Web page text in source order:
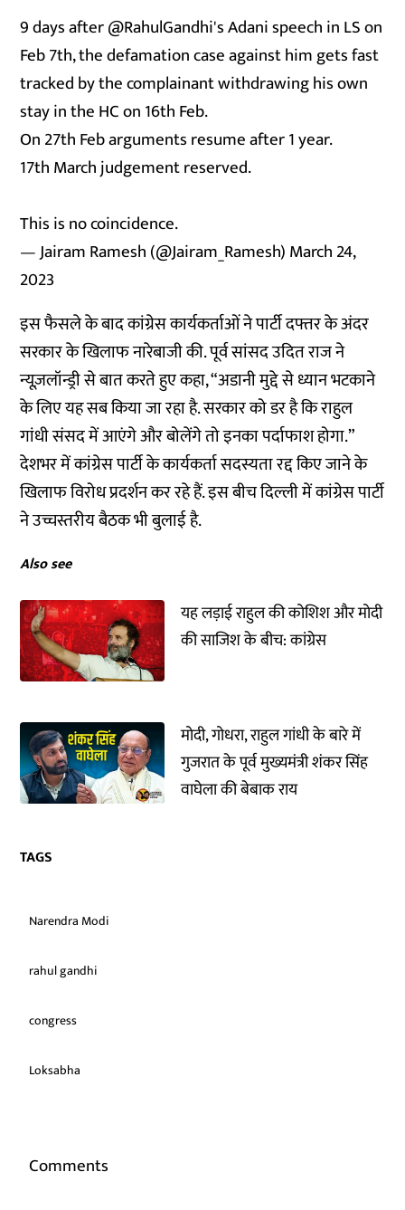
9 days after@RahulGandhi's Adani speech in LS on
Feb 7th, the defamation case against him gets fast
tracked by the complainant withdrawing his own
stay in the HC on 16th Feb.
On 27th Feb arguments resume after 1 year.
17th March judgement reserved.
This is no coincidence.
— Jairam Ramesh (@Jairam_Ramesh)March 24,
2023
इस फैसले के बाद कांग्रेस कार्यकर्ताओं ने पार्टी दफ्तर के अंदर
सरकार के खिलाफ नारेबाजी की. पूर्व सांसद उदित राज ने
न्यूज़लॉन्ड्री से बात करते हुए कहा, “अडानी मुद्दे से ध्यान भटकाने
के लिए यह सब किया जा रहा है. सरकार को डर है कि राहुल
गांधी संसद में आएंगे और बोलेंगे तो इनका पर्दाफाश होगा.”
देशभर में कांग्रेस पार्टी के कार्यकर्ता सदस्यता रद्द किए जाने के
खिलाफ विरोध प्रदर्शन कर रहे हैं. इस बीच दिल्ली में कांग्रेस पार्टी
ने उच्चस्तरीय बैठक भी बुलाई है.
Also see
यह लड़ाई राहुल की कोशिश और मोदी
की साजिश के बीच: कांग्रेस
मोदी, गोधरा, राहुल गांधी के बारे में
गुजरात के पूर्व मुख्यमंत्री शंकर सिंह
वाघेला की बेबाक राय
TAGS
Narendra Modi
rahul gandhi
congress
Loksabha
Comments